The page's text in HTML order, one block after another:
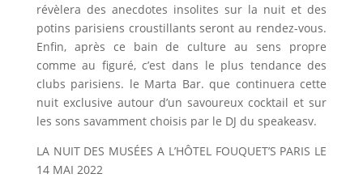
révèlera des anecdotes insolites sur la nuit et des
potins parisiens croustillants seront au rendez-vous.
Enfin, après ce bain de culture au sens propre
comme au figuré, c’est dans le plus tendance des
clubs parisiens. le Marta Bar. que continuera cette
nuit exclusive autour d’un savoureux cocktail et sur
les sons savamment choisis par le DJ du speakeasv.
LA NUIT DES MUSÉES A L’HÔTEL FOUQUET’S PARIS LE
14 MAI 2022